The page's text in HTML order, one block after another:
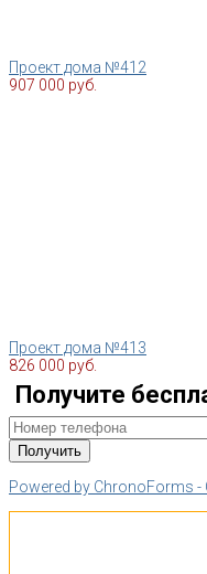
Проект дома №412
907 000 руб.
Проект дома №413
826 000 руб.
Получите
Powered by ChronoForms